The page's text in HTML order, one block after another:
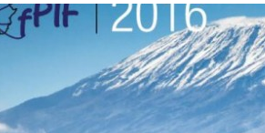
HOW TECHNOLOGY HAS CHANGED SPORTS